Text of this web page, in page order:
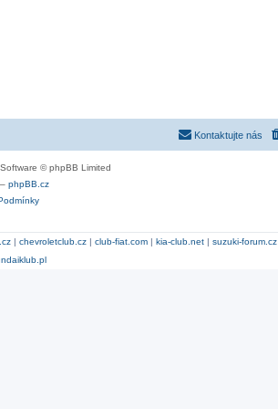
Kontaktujte nás
© phpBB Limited
phpBB.cz
| chevroletclub.cz| club-fiat.com| kia-club.net| suzuki-forum.cz